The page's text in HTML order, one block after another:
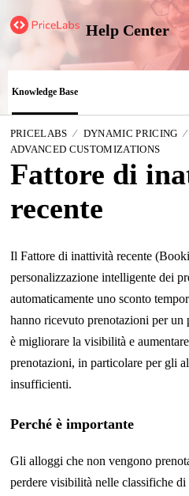
Help Center
Knowledge Base
PRICELABS DYNAMIC PRICING
ADVANCED CUSTOMIZATIONS
Fattore di
recente
Il Fattore di inattività recente
personalizzazione intelligente dei
automaticamente uno sconto
hanno ricevuto prenotazioni per
è migliorare la visibilità e
prenotazioni, in particolare per gli
insufficienti.
Perché è importante
Gli alloggi che non vengono
perdere visibilità nelle classifiche